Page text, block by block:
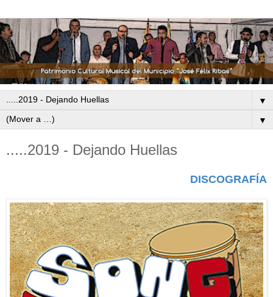
▼
▼
.....2019 - Dejando Huellas
DISCOGRAFÍA